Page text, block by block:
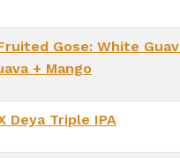
Gose: White
+ Mango
Deya Triple IPA